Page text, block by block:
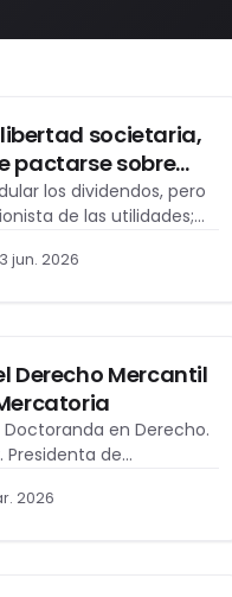
societaria,
pactarse sobre
los dividendos, pero
de las utilidades;
al dividendo ya
jun. 2026
Derecho Mercantil
Doctoranda en Derecho.
Presidenta de
2026